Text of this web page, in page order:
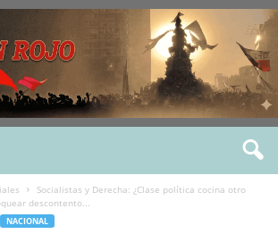
Socialistas y Derecha: ¿Clase política cocina otro
descontento...
NACIONAL